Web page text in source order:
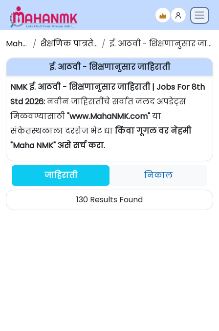
Maha NMK शैक्षणिक पात्रतेनुसार जाहिराती ई. आठवी - शिक्षणानुसार जाहिराती | Jobs For 8th Std
ई. आठवी - शिक्षणानुसार जाहिराती
NMK ई. आठवी - शिक्षणानुसार जाहिराती | Jobs For 8th
Std 2026:नवीन जाहिरातींचे सर्वात जलद अपडेट्स
मिळवण्यासाठी"www.MahaNMK.com"या
संकेतस्थळाला दररोज भेट द्याकिंवा गूगल वर नेहमी
"Maha NMK" असे सर्च करा.
जाहिराती निकाल
130 Results Found